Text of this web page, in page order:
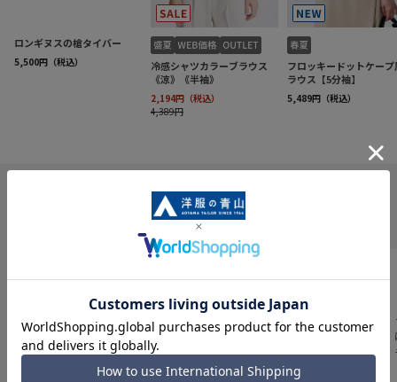
INFORMATION